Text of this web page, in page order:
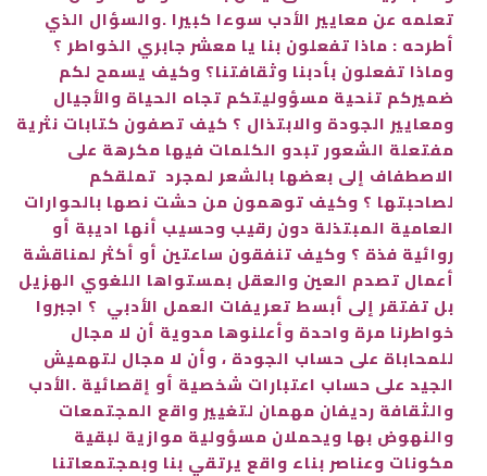
تعلمه عن معايير الأدب سوءا كبيرا .والسؤال الذي
أطرحه : ماذا تفعلون بنا يا معشر جابري الخواطر ؟
وماذا تفعلون بأدبنا وثقافتنا؟ وكيف يسمح لكم
ضميركم تنحية مسؤوليتكم تجاه الحياة والأجيال
ومعايير الجودة والابتذال ؟ كيف تصفون كتابات نثرية
مفتعلة الشعور تبدو الكلمات فيها مكرهة على
الاصطفاف إلى بعضها بالشعر لمجرد تملقكم
لصاحبتها ؟ وكيف توهمون من حشت نصها بالحوارات
العامية المبتذلة دون رقيب وحسيب أنها اديبة أو
روائية فذة ؟ وكيف تنفقون ساعتين أو أكثر لمناقشة
أعمال تصدم العين والعقل بمستواها اللغوي الهزيل
بل تفتقر إلى أبسط تعريفات العمل الأدبي ؟ اجبروا
خواطرنا مرة واحدة وأعلنوها مدوية أن لا مجال
للمحاباة على حساب الجودة ، وأن لا مجال لتهميش
الجيد على حساب اعتبارات شخصية أو إقصائية .الأدب
والثقافة رديفان مهمان لتغيير واقع المجتمعات
والنهوض بها ويحملان مسؤولية موازية لبقية
مكونات وعناصر بناء واقع يرتقي بنا وبمجتمعاتنا